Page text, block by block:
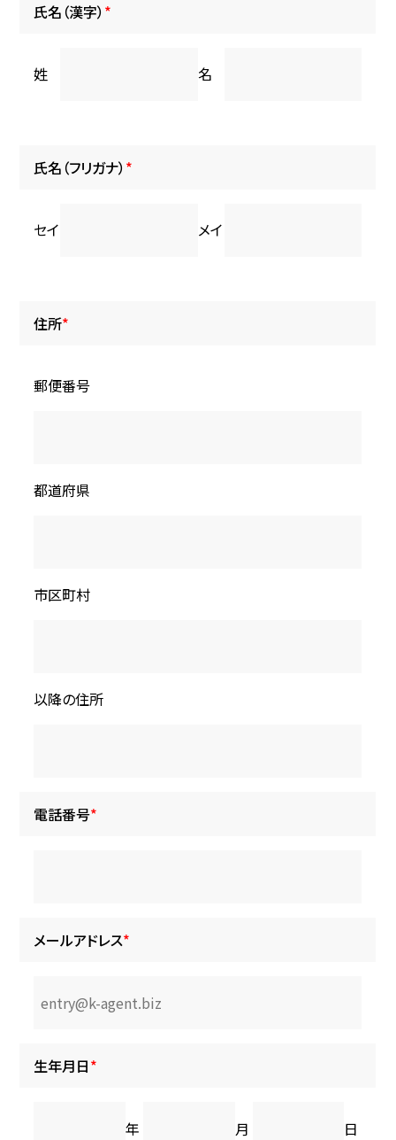
氏名（漢字） *
姓 名
氏名（フリガナ） *
セイ メイ
住所*
郵便番号
都道府県
市区町村
以降の住所
電話番号*
メールアドレス*
生年月日*
年 月 日